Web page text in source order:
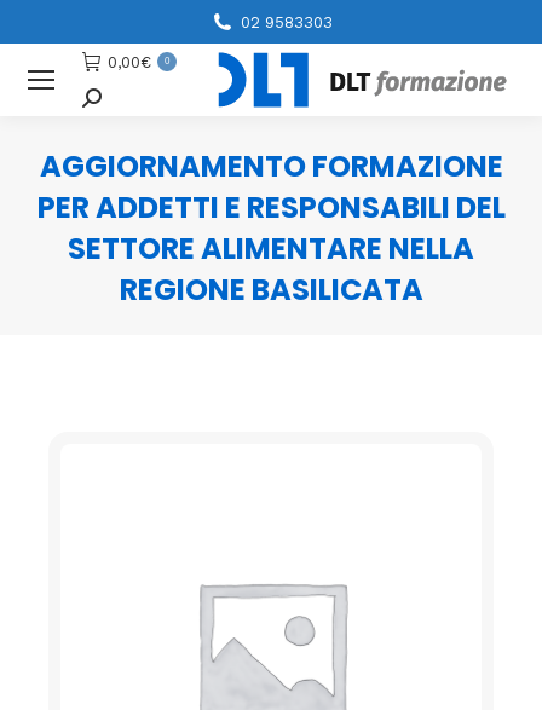
02 9583303
0,00€ 0
Cerca
AGGIORNAMENTO FORMAZIONE
PER ADDETTI E RESPONSABILI DEL
SETTORE ALIMENTARE NELLA
REGIONE BASILICATA